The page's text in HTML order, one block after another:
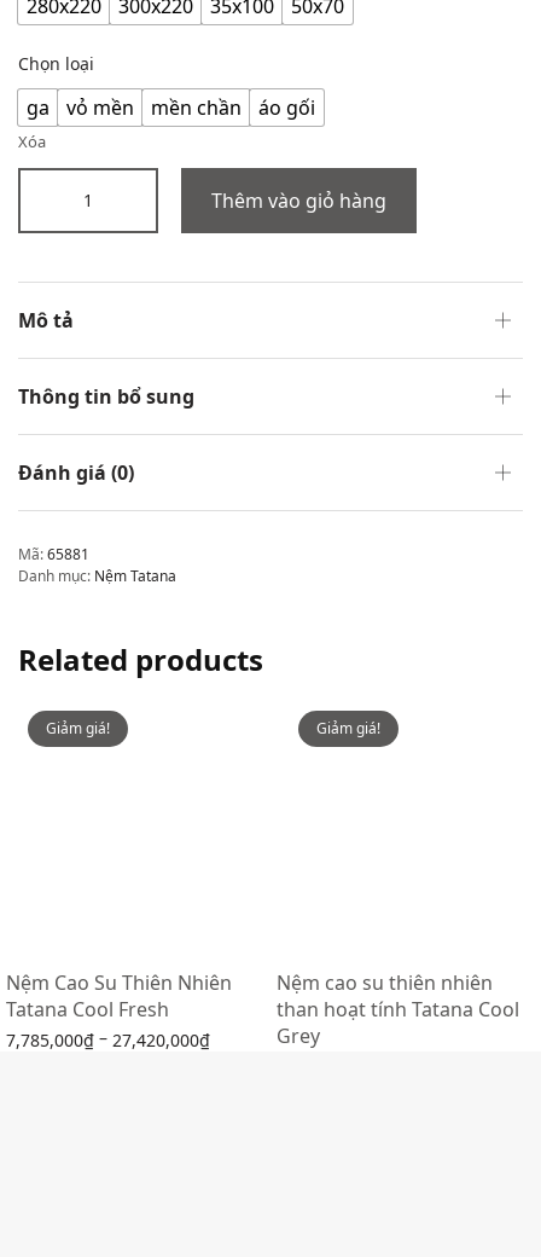
280x220 300x220 35x100 50x70
Chọn loại
ga vỏ mền mền chần áo gối
Xóa
Thêm vào giỏ hàng
Mô tả
Thông tin bổ sung
Đánh giá (0)
Mã:65881
Danh mục: Nệm Tatana
Related products
Giảm giá!
Nệm Cao Su Thiên Nhiên
Tatana Cool Fresh
7,785,000₫ – 27,420,000₫
Giảm giá!
Nệm cao su thiên nhiên
than hoạt tính Tatana Cool
Grey